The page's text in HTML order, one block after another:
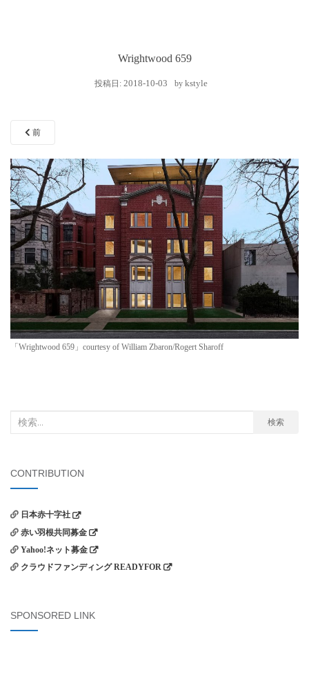
Wrightwood 659
投稿日: 2018-10-03 by kstyle
前
「Wrightwood 659」courtesy of William Zbaron/Rogert Sharoff
象:
検索
CONTRIBUTION
日本赤十字社
赤い羽根共同募金
Yahoo!ネット募金
クラウドファンディング READYFOR
SPONSORED LINK